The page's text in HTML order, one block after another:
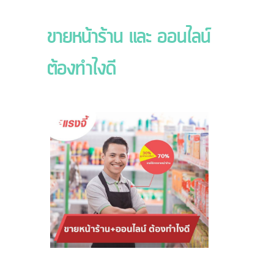
ขายหน้าร้าน และ ออนไลน์
ต้องทำไงดี